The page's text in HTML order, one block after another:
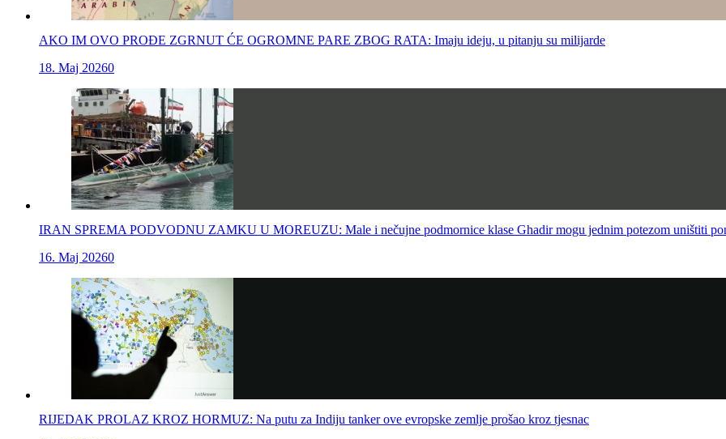
AKO IM OVO PROĐE ZGRNUT ĆE OGROMNE PARE ZBOG RATA: Imaju ideju, u pitanju su milijarde
18. Maj 20260
IRAN SPREMA PODVODNU ZAMKU U MOREUZU: Male i nečujne podmornice klase Ghadir mogu jednim potezom uništiti
16. Maj 20260
RIJEDAK PROLAZ KROZ HORMUZ: Na putu za Indiju tanker ove evropske zemlje prošao kroz tjesnac